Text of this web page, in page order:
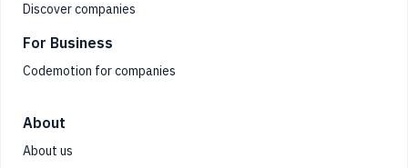
Discover companies
For Business
Codemotion for companies
About
About us